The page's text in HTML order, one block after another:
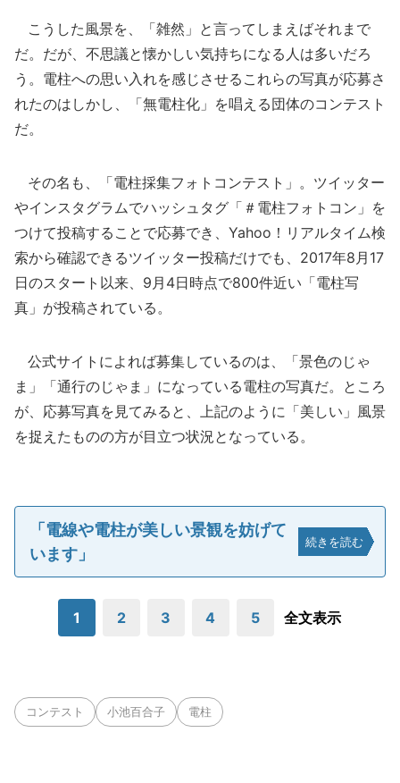
こうした風景を、「雑然」と言ってしまえばそれまで
だ。だが、不思議と懐かしい気持ちになる人は多いだろ
う。電柱への思い入れを感じさせるこれらの写真が応募さ
れたのはしかし、「無電柱化」を唱える団体のコンテスト
だ。
その名も、「電柱採集フォトコンテスト」。ツイッター
やインスタグラムでハッシュタグ「＃電柱フォトコン」を
つけて投稿することで応募でき、Yahoo！リアルタイム検
索から確認できるツイッター投稿だけでも、2017年8月17
日のスタート以来、9月4日時点で800件近い「電柱写
真」が投稿されている。
公式サイトによれば募集しているのは、「景色のじゃ
ま」「通行のじゃま」になっている電柱の写真だ。ところ
が、応募写真を見てみると、上記のように「美しい」風景
を捉えたものの方が目立つ状況となっている。
「電線や電柱が美しい景観を妨げて
います」
続きを読む
1 2 3 4 5 全文表示
コンテスト 小池百合子 電柱